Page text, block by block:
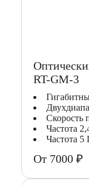
RT-GM-3
Скорость
Частота
Частота
От 7000 ₽